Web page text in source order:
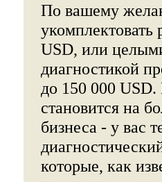
По вашему
укомплектовать
USD, или
диагностикой
до 150 000
становится на
бизнеса - у вас
которые, как